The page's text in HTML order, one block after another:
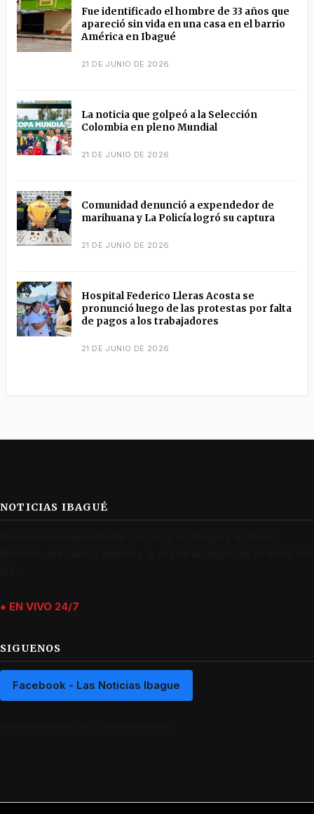
Fue identificado el hombre de 33 años que
apareció sin vida en una casa en el barrio
América en Ibagué
21 DE JUNIO DE 2026
La noticia que golpeó a la Selección
Colombia en pleno Mundial
21 DE JUNIO DE 2026
Comunidad denunció a expendedor de
marihuana y La Policía logró su captura
21 DE JUNIO DE 2026
Hospital Federico Lleras Acosta se
pronunció luego de las protestas por falta
de pagos a los trabajadores
21 DE JUNIO DE 2026
NOTICIAS IBAGUÉ
● EN VIVO 24/7
SIGUENOS
Facebook - Las Noticias Ibague